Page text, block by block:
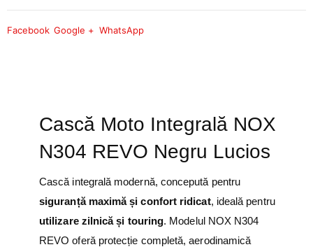
Facebook Google + WhatsApp
Cască Moto Integrală NOX
N304 REVO Negru Lucios
Cască integrală modernă, concepută pentru
siguranță maximă și confort ridicat, ideală pentru
utilizare zilnică și touring. Modelul NOX N304
REVO oferă protecție completă, aerodinamică